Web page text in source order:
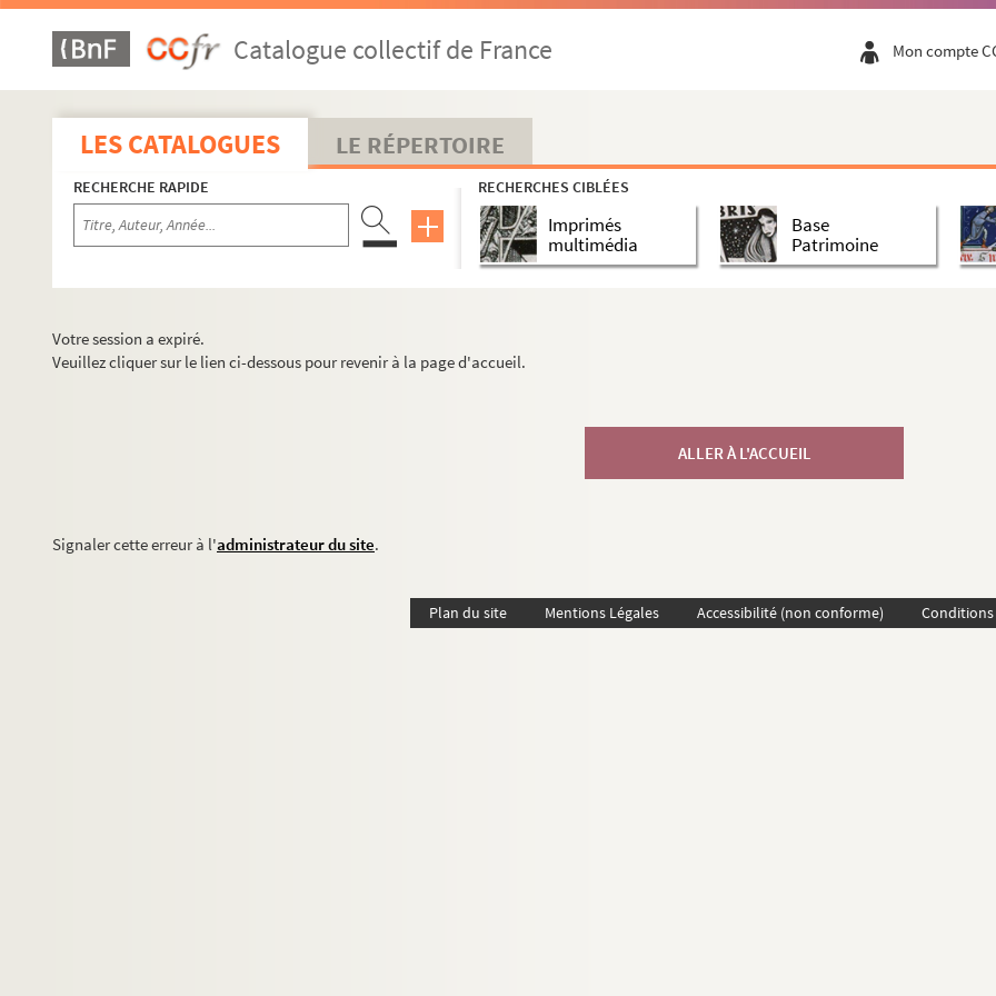
Catalogue collectif de France Mon compte
LES CATALOGUES LE RÉPERTOIRE
RECHERCHE RAPIDE RECHERCHES CIBLÉES
Imprimés
multimédia
Base
Patrimoine
Votre session a expiré.
Veuillez cliquer sur le lien ci-dessous pour revenir à la page d'accueil.
ALLER À L'ACCUEIL
Signaler cette erreur à l'administrateur du site.
Plan du site Mentions Légales Accessibilité (non conforme)